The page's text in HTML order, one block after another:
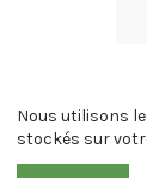
Nous utilisons
stockés sur